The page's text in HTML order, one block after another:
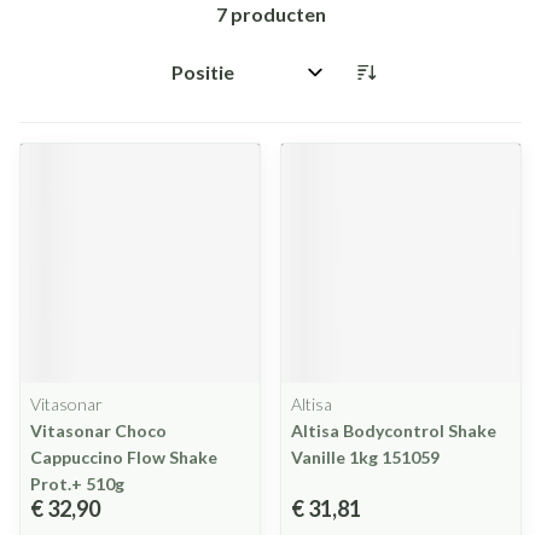
7producten
Sorteer op:
Vitasonar
Vitasonar Choco
Cappuccino Flow Shake
Prot.+ 510g
€ 32,90
Altisa
Altisa Bodycontrol Shake
Vanille 1kg 151059
€ 31,81